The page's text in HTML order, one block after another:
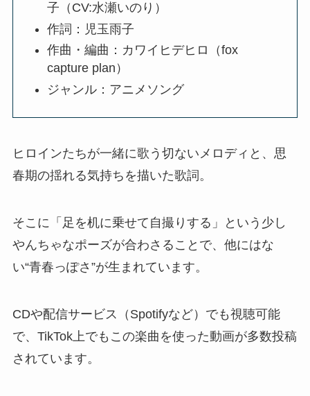
子（CV:水瀬いのり）
作詞：児玉雨子
作曲・編曲：カワイヒデヒロ（fox
capture plan）
ジャンル：アニメソング
ヒロインたちが一緒に歌う切ないメロディと、思
春期の揺れる気持ちを描いた歌詞。
そこに「足を机に乗せて自撮りする」という少し
やんちゃなポーズが合わさることで、他にはな
い“青春っぽさ”が生まれています。
CDや配信サービス（Spotifyなど）でも視聴可能
で、TikTok上でもこの楽曲を使った動画が多数投稿
されています。